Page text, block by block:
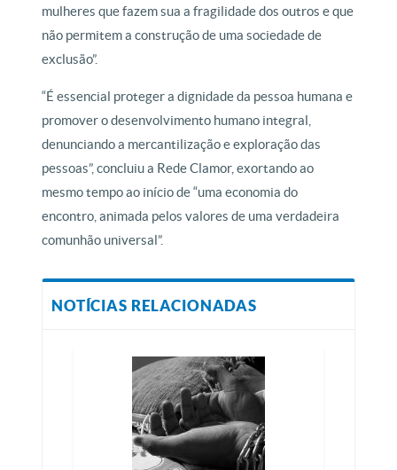
mulheres que fazem sua a fragilidade dos outros e que
não permitem a construção de uma sociedade de
exclusão”.
“É essencial proteger a dignidade da pessoa humana e
promover o desenvolvimento humano integral,
denunciando a mercantilização e exploração das
pessoas”, concluiu a Rede Clamor, exortando ao
mesmo tempo ao início de “uma economia do
encontro, animada pelos valores de uma verdadeira
comunhão universal”.
NOTÍCIAS RELACIONADAS